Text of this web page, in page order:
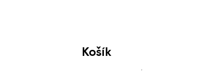
Košík